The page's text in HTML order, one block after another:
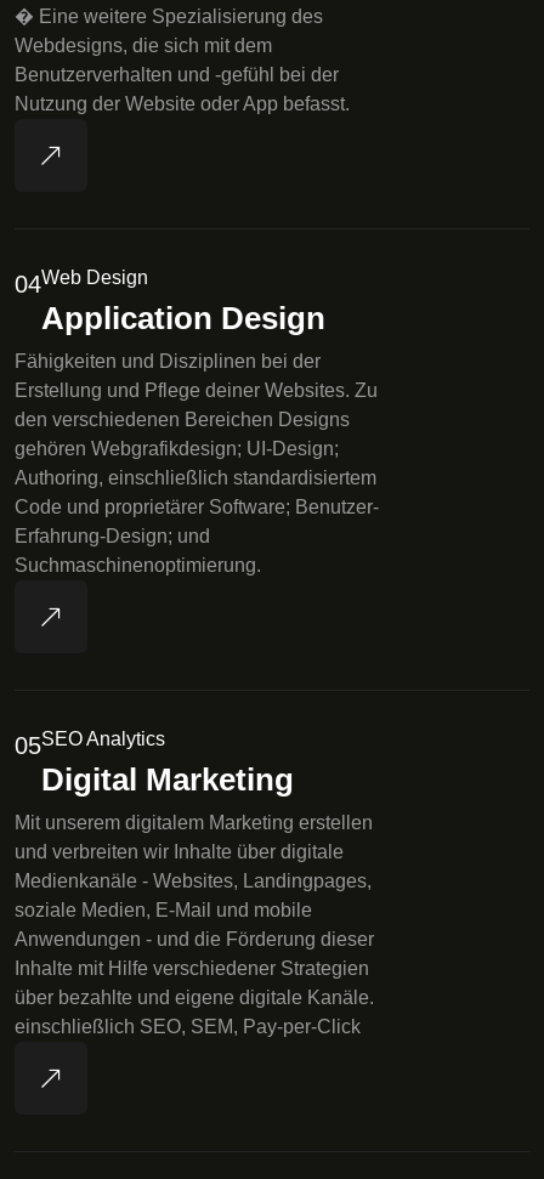
� Eine weitere Spezialisierung des
Webdesigns, die sich mit dem
Benutzerverhalten und -gefühl bei der
Nutzung der Website oder App befasst.
04Web Design
Application Design
Fähigkeiten und Disziplinen bei der
Erstellung und Pflege deiner Websites. Zu
den verschiedenen Bereichen Designs
gehören Webgrafikdesign; UI-Design;
Authoring, einschließlich standardisiertem
Code und proprietärer Software; Benutzer-
Erfahrung-Design; und
Suchmaschinenoptimierung.
05SEO Analytics
Digital Marketing
Mit unserem digitalem Marketing erstellen
und verbreiten wir Inhalte über digitale
Medienkanäle - Websites, Landingpages,
soziale Medien, E-Mail und mobile
Anwendungen - und die Förderung dieser
Inhalte mit Hilfe verschiedener Strategien
über bezahlte und eigene digitale Kanäle.
einschließlich SEO, SEM, Pay-per-Click